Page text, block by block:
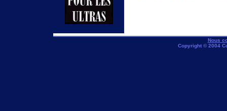
Nous
Copyright © 2004